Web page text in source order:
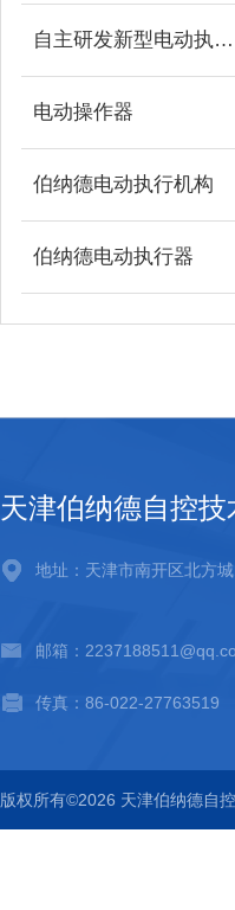
自主研发新型电动执行机构
电动操作器
伯纳德电动执行机构
伯纳德电动执行器
天津伯纳德自控技
地址：天津市南开区北方
邮箱：
传真：86-022-27763519
版权所有©2026 天津伯纳德自